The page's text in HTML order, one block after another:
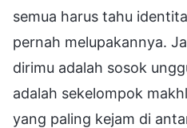
semua harus tahu
pernah melupakannya.
dirimu adalah sosok
adalah sekelompok
yang paling kejam di